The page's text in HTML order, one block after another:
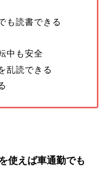
も読書できる
中も安全
乱読できる
使えば車通勤でも